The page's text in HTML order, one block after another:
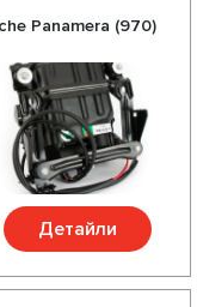
Panamera (970)
Детайли